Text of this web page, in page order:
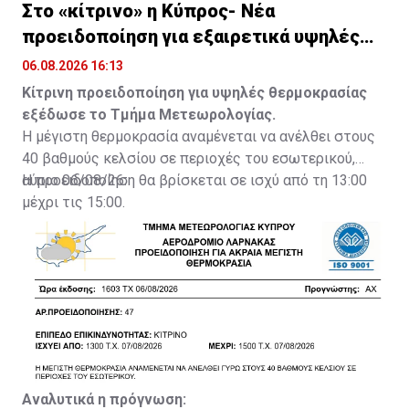
Στο «κίτρινο» η Κύπρος- Νέα
προειδοποίηση για εξαιρετικά υψηλές
θερμοκρασίες
06.08.2026 16:13
Κίτρινη προειδοποίηση για υψηλές θερμοκρασίας
εξέδωσε το Τμήμα Μετεωρολογίας.
Η μέγιστη θερμοκρασία αναμένεται να ανέλθει στους
40 βαθμούς κελσίου σε περιοχές του εσωτερικού,
αύριο 06/08/26.
Η προειδοποίηση θα βρίσκεται σε ισχύ από τη 13:00
μέχρι τις 15:00.
Αναλυτικά η πρόγνωση: